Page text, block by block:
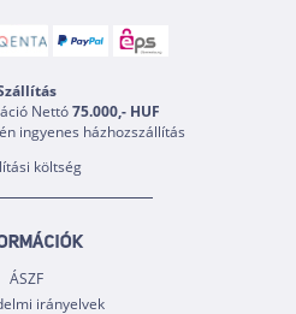
Nettó75.000,- HUF
ingyenes házhozszállítás
költség
ÁSZF
irányelvek